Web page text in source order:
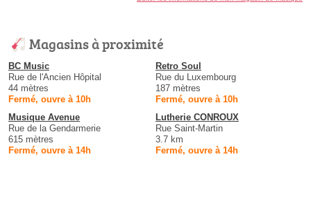
Magasins à proximité
BC Music
Rue de l'Ancien Hôpital
44 mètres
Fermé, ouvre à 10h
Retro Soul
Rue du Luxembourg
187 mètres
Fermé, ouvre à 10h
Musique Avenue
Rue de la Gendarmerie
615 mètres
Fermé, ouvre à 14h
Lutherie CONROUX
Rue Saint-Martin
3.7 km
Fermé, ouvre à 14h